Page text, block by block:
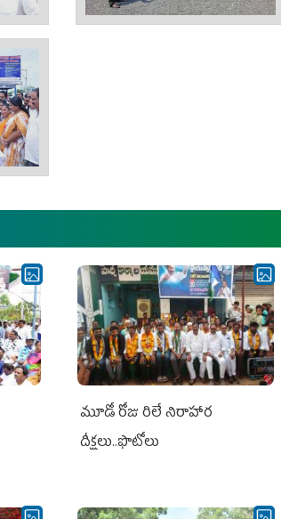
మూడో రోజు రిలే నిరాహార
దీక్షలు..ఫొటోలు